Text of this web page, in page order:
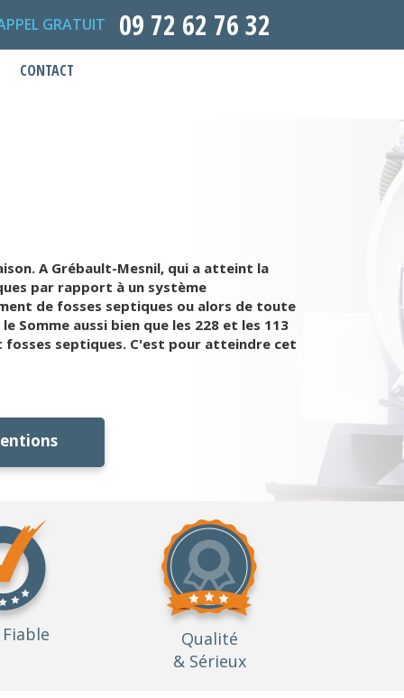
GRATUIT 09 72 62 76 32
CONTACT
A Grébault-Mesnil, qui a atteint la
par rapport à un système
de fosses septiques ou alors de toute
Somme aussi bien que les 228 et les 113
septiques. C'est pour atteindre cet
Qualité
& Sérieux